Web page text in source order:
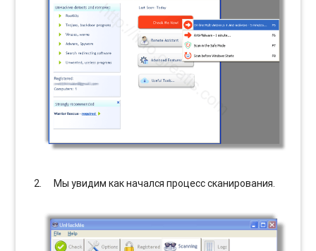
Мы увидим как начался процесс сканирования.